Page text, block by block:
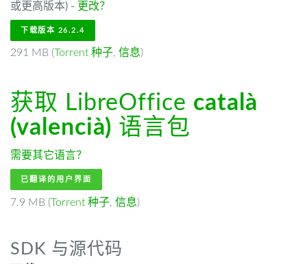
或更高版本) - 更改？
下载版本 26.2.4
291 MB (Torrent 种子, 信息)
获取 LibreOffice català
(valencià) 语言包
需要其它语言？
已翻译的用户界面
7.9 MB (Torrent 种子, 信息)
SDK 与源代码